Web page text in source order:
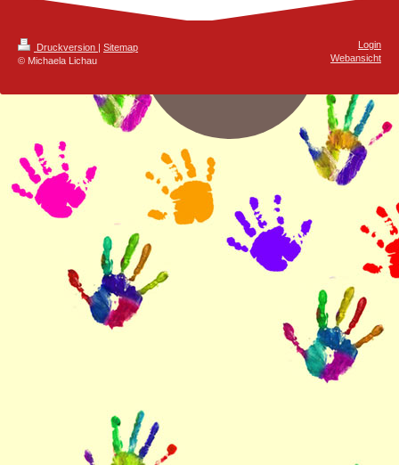
Druckversion | Sitemap
© Michaela Lichau
Login
Webansicht